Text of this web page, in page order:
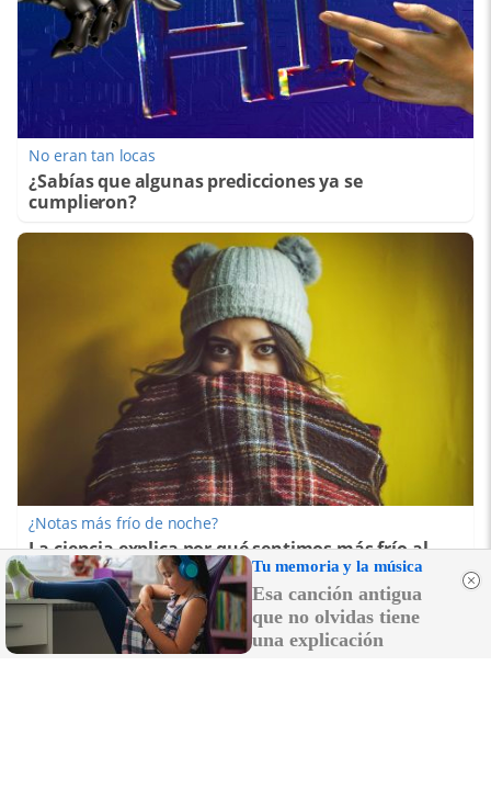
No eran tan locas
¿Sabías que algunas predicciones ya se
cumplieron?
¿Notas más frío de noche?
La ciencia explica por qué sentimos más frío al
final del día
Tu memoria y la música
Esa canción antigua
que no olvidas tiene
una explicación